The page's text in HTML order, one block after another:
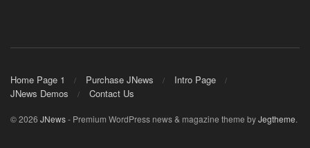
Home Page 1 Purchase JNews
Intro Page
JNews Demos
Contact Us
© 2026 JNews- Premium WordPress news & magazine theme byJegtheme.